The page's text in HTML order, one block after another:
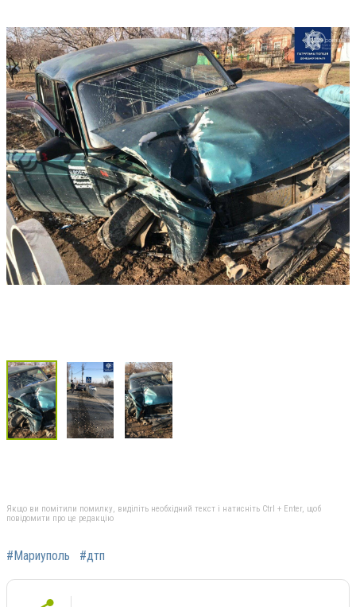
Якщо ви помітили помилку, виділіть необхідний текст і натисніть Ctrl + Enter, щоб
повідомити про це редакцію
#Мариуполь #дтп